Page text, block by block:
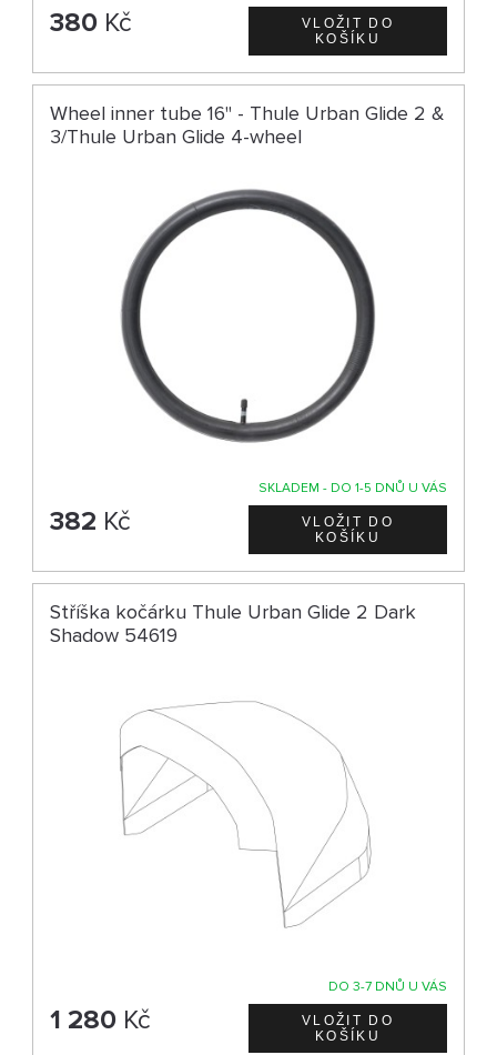
380 Kč
Wheel inner tube 16" - Thule Urban Glide 2 &
3/Thule Urban Glide 4-wheel
SKLADEM - DO 1-5 DNŮ U VÁS
382 Kč
Stříška kočárku Thule Urban Glide 2 Dark
Shadow 54619
DO 3-7 DNŮ U VÁS
1 280 Kč